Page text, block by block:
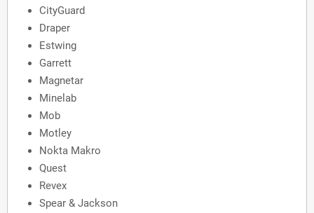
CityGuard
Draper
Estwing
Garrett
Magnetar
Minelab
Mob
Motley
Nokta Makro
Quest
Revex
Spear & Jackson